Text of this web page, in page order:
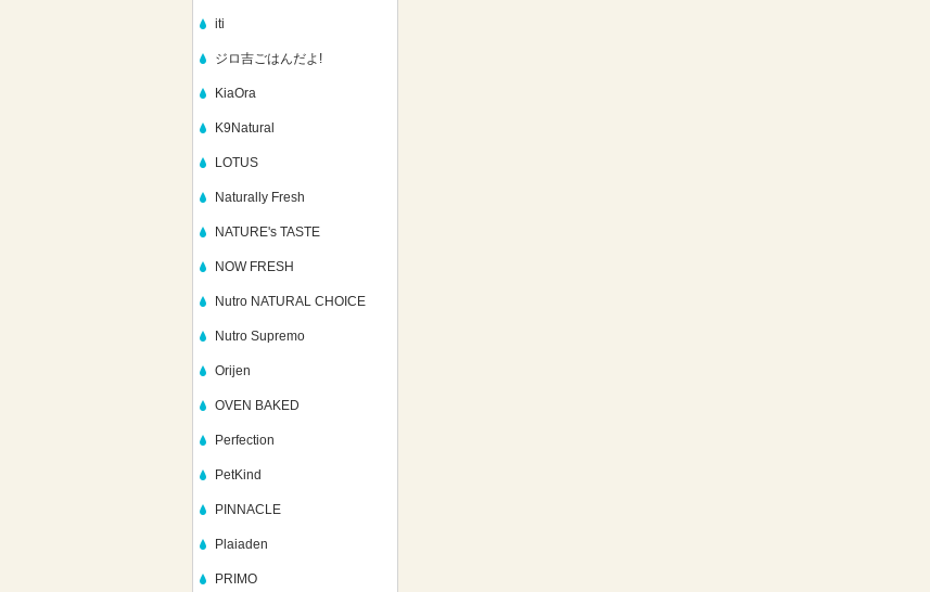
iti
ジロ吉ごはんだよ!
KiaOra
K9Natural
LOTUS
Naturally Fresh
NATURE's TASTE
NOW FRESH
Nutro NATURAL CHOICE
Nutro Supremo
Orijen
OVEN BAKED
Perfection
PetKind
PINNACLE
Plaiaden
PRIMO